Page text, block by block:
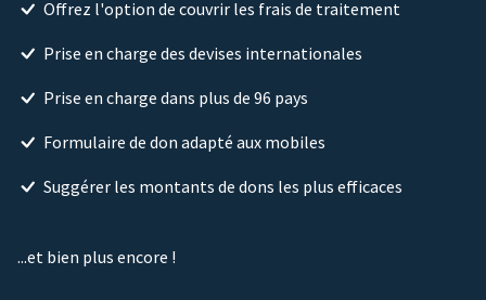
Offrez l'option de couvrir les frais de traitement
Prise en charge des devises internationales
Prise en charge dans plus de 96 pays
Formulaire de don adapté aux mobiles
Suggérer les montants de dons les plus efficaces
...et bien plus encore !